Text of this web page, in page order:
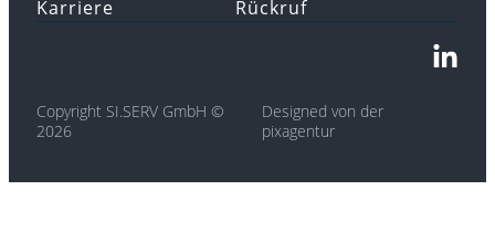
Karriere
Rückruf
Copyright SI.SERV GmbH ©
2026
Designed von der
pixagentur